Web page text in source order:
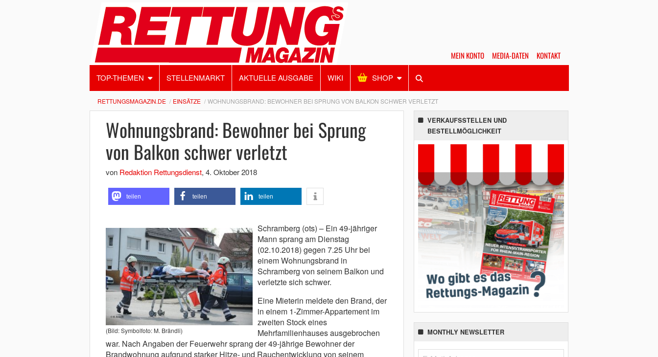
MEIN KONTO MEDIA-DATEN KONTAKT
TOP-THEMEN STELLENMARKT AKTUELLE AUSGABE WIKI SHOP
RETTUNGSMAGAZIN.DE EINSÄTZE WOHNUNGSBRAND: BEWOHNER BEI SPRUNG VON BALKON SCHWER VERLETZT
Wohnungsbrand: Bewohner bei Sprung
von Balkon schwer verletzt
von Redaktion Rettungsdienst, 4. Oktober 2018
teilen teilen teilen
(Bild: Symbolfoto: M. Brändli)
Schramberg (ots) – Ein 49-jähriger
Mann sprang am Dienstag
(02.10.2018) gegen 7.25 Uhr bei
einem Wohnungsbrand in
Schramberg von seinem Balkon und
verletzte sich schwer.
Eine Mieterin meldete den Brand, der
in einem 1-Zimmer-Appartement im
zweiten Stock eines
Mehrfamilienhauses ausgebrochen
war. Nach Angaben der Feuerwehr sprang der 49-jährige Bewohner der
Brandwohnung aufgrund starker Hitze- und Rauchentwicklung von seinem
VERKAUFSSTELLEN UND
BESTELLMÖGLICHKEIT
MONTHLY NEWSLETTER